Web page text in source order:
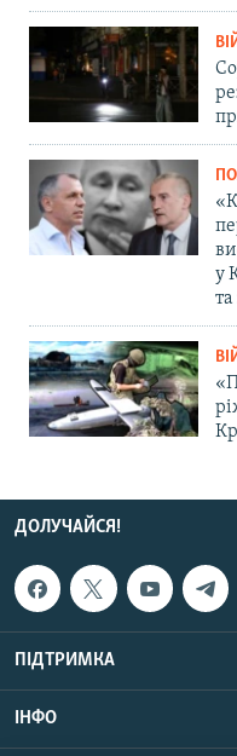
у
ДОЛУЧАЙСЯ!
ПІДТРИМКА
ІНФО